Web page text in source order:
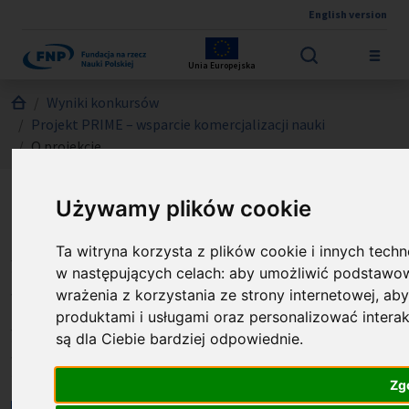
Używamy plików cookie
Ta witryna korzysta z plików cookie i innych
w następujących celach:aby umożliwić
wrażenia z korzystania ze strony internetowej,
produktami i usługami oraz personalizować
są dla Ciebie bardziej odpowiednie.
English version
Unia Europejska
Jesteś tutaj:Wyniki konkursów
Projekt PRIME – wsparcie komercjalizacji nauki
O projekcie
BioCoLL: Biokoloidy szyte
na miarę – inteligentne
układy mikroorganizmów i
nanokompozytów metal-
białko dla gospodarki jutra